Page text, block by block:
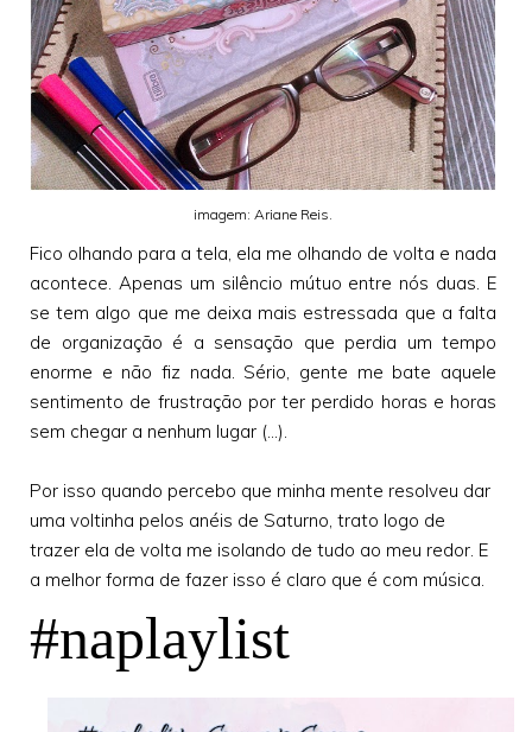
imagem: Ariane Reis.
Fico olhando para a tela, ela me olhando de volta e nada
acontece. Apenas um silêncio mútuo entre nós duas. E
se tem algo que me deixa mais estressada que a falta
de organização é a sensação que perdia um tempo
enorme e não fiz nada. Sério, gente me bate aquele
sentimento de frustração por ter perdido horas e horas
sem chegar a nenhum lugar (...).
Por isso quando percebo que minha mente resolveu dar
uma voltinha pelos anéis de Saturno, trato logo de
trazer ela de volta me isolando de tudo ao meu redor. E
a melhor forma de fazer isso é claro que é com música.
#naplaylist